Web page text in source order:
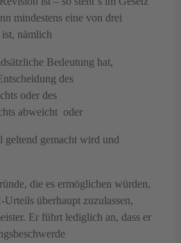
mindestens eine von drei
nämlich
Bedeutung hat,
des
oder des
abweicht oder
geltend gemacht wird und
die es ermöglichen würden,
überhaupt zuzulassen,
Er führt lediglich an, dass er